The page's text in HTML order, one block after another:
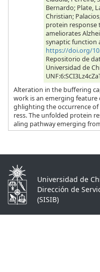
Bernardo; Plate,
Christian;
protein response
ameliorates
synaptic function
https://doi.org/
Repositorio de
Universidad de
Alteration in the buffering
work is an emerging feature
ghlighting the occurrence of
ress. The unfolded protein
aling pathway emerging
Universidad de
Dirección de
(SISIB)